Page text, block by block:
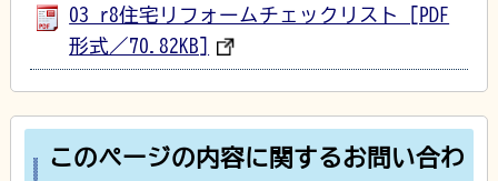
03_r8住宅リフォームチェックリスト [PDF
形式／70.82KB]
このページの内容に関するお問い合わ